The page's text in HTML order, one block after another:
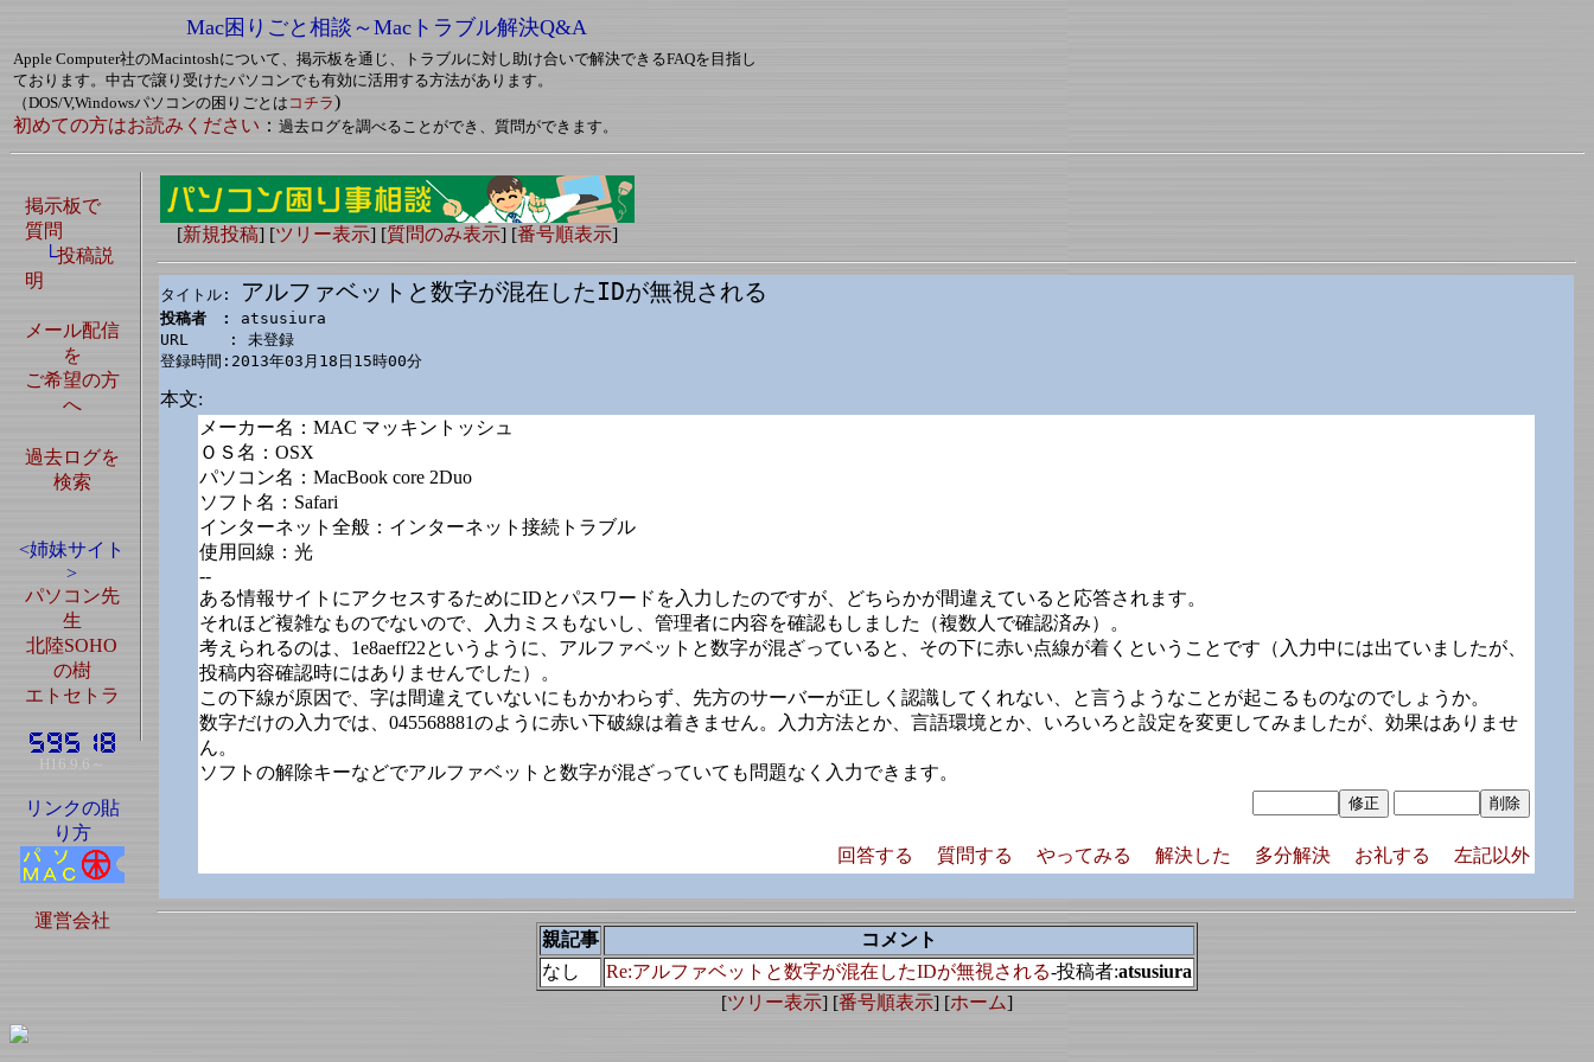
Mac困りごと相談～Macトラブル解決Q&A
Apple Computer社のMacintoshについて、掲示板を通じ、トラブルに対し助け合いで解決できるFAQを目指し
ております。中古で譲り受けたパソコンでも有効に活用する方法があります。
（DOS/V,Windowsパソコンの困りごとは コチラ)
初めての方はお読みください ： 過去ログを調べることができ、質問ができます。
[新規投稿] [ツリー表示] [質問のみ表示] [番号順表示]
タイトル: アルファベットと数字が混在したIDが無視される
投稿者　: atsusiura
URL　　 : 未登録
登録時間:2013年03月18日15時00分
本文:
メーカー名：MAC マッキントッシュ
ＯＳ名：OSX
パソコン名：MacBook core 2Duo
ソフト名：Safari
インターネット全般：インターネット接続トラブル
使用回線：光
--
ある情報サイトにアクセスするためにIDとパスワードを入力したのですが、どちらかが間違えていると応答されます。
それほど複雑なものでないので、入力ミスもないし、管理者に内容を確認もしました（複数人で確認済み）。
考えられるのは、1e8aeff22というように、アルファベットと数字が混ざっていると、その下に赤い点線が着くということです（入力中には出ていましたが、
投稿内容確認時にはありませんでした）。
この下線が原因で、字は間違えていないにもかかわらず、先方のサーバーが正しく認識してくれない、と言うようなことが起こるものなのでしょうか。
数字だけの入力では、045568881のように赤い下破線は着きません。入力方法とか、言語環境とか、いろいろと設定を変更してみましたが、効果はありませ
ん。
ソフトの解除キーなどでアルファベットと数字が混ざっていても問題なく入力できます。
回答する 質問する やってみる 解決した 多分解決 お礼する 左記以外
親記事
コメント
なし
Re:アルファベットと数字が混在したIDが無視される-投稿者:atsusiura
[ツリー表示] [番号順表示] [ホーム]
掲示板で
質問
└投稿説
明
メール配信
を
ご希望の方
へ
過去ログを
検索
<姉妹サイト
>
パソコン先
生
北陸SOHO
の樹
エトセトラ
H16.9.6～
リンクの貼
り方
運営会社